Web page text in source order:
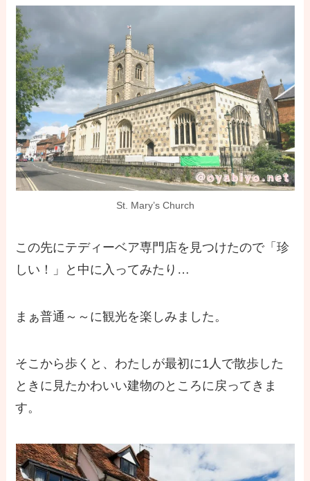
St. Mary’s Church
この先にテディーベア専門店を見つけたので「珍
しい！」と中に入ってみたり…
まぁ普通～～に観光を楽しみました。
そこから歩くと、わたしが最初に1人で散歩した
ときに見たかわいい建物のところに戻ってきま
す。